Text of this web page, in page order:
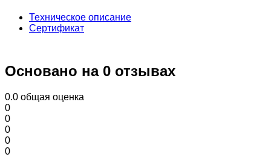
Техническое описание
Сертификат
Основано на 0 отзывах
0.0 общая оценка
0
0
0
0
0